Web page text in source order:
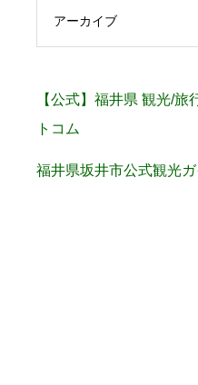
アーカイブ
【公式】福井県 観光/旅
トコム
福井県坂井市公式観光